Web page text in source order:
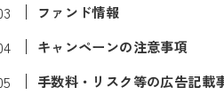
ファンド情報
キャンペーンの注意事項
手数料・リスク等の広告記載